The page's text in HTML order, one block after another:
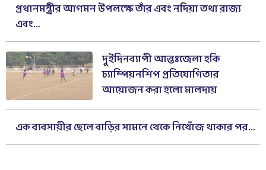
প্রধানমন্ত্রীর আগমন উপলক্ষে তাঁর এবং নদিয়া তথা রাজ্য
এবং...
দুইদিনব্যাপী আন্তঃজেলা হকি
চ্যাম্পিয়নশিপ প্রতিযোগিতার
আয়োজন করা হলো মালদায়
এক ব্যবসায়ীর ছেলে বাড়ির সামনে থেকে নিখোঁজ থাকার পর...